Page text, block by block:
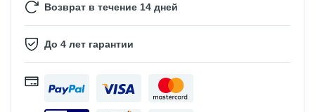
Возврат в течение 14 дней
До 4 лет гарантии